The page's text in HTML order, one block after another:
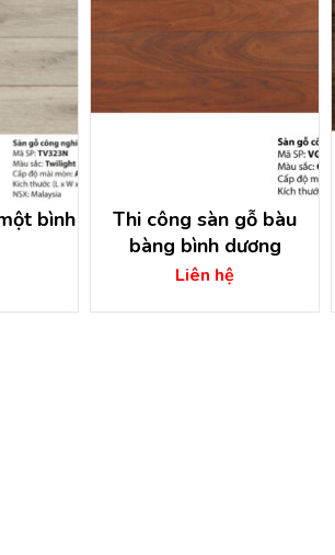
bình
Thi công sàn gỗ bàu
bàng bình dương
Liên hệ